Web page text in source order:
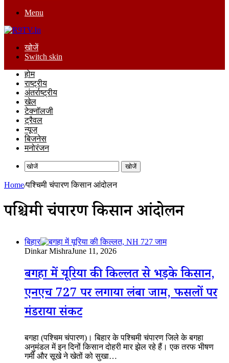
Menu
खोजें
Switch skin
होम
राष्ट्रीय
अंतर्राष्ट्रीय
खेल
टेक्नॉलजी
ट्रैवल
न्यूज
बिजनेस
मनोरंजन
खोजें
Home/पश्चिमी चंपारण किसान आंदोलन
पश्चिमी चंपारण किसान आंदोलन
बिहार
Dinkar MishraJune 11, 2026
बगहा में यूरिया की किल्लत से भड़के किसान,
एनएच 727 पर लगाया लंबा जाम, फसलों पर
मंडराया संकट
बगहा (पश्चिम चंपारण)। बिहार के पश्चिमी चंपारण जिले के बगहा
अनुमंडल में इन दिनों किसान दोहरी मार झेल रहे हैं। एक तरफ भीषण
गर्मी और सूखे ने खेतों को सुखा…